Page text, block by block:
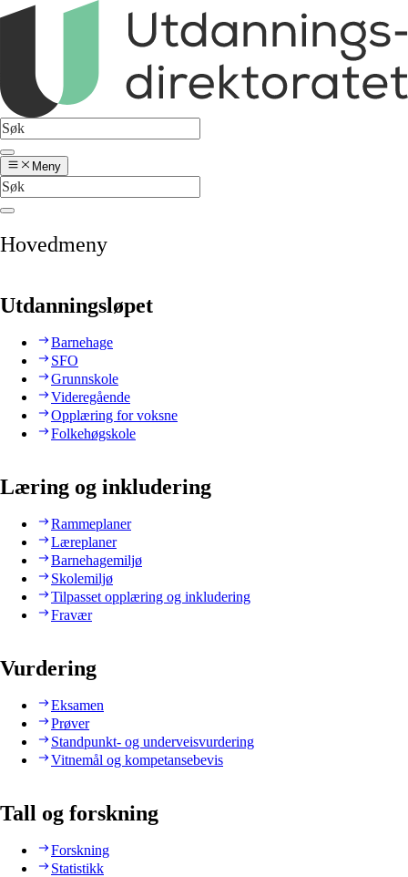
Meny
Hovedmeny
Utdanningsløpet
Barnehage
SFO
Grunnskole
Videregående
Opplæring for voksne
Folkehøgskole
Læring og inkludering
Rammeplaner
Læreplaner
Barnehagemiljø
Skolemiljø
Tilpasset opplæring og inkludering
Fravær
Vurdering
Eksamen
Prøver
Standpunkt- og underveisvurdering
Vitnemål og kompetansebevis
Tall og forskning
Forskning
Statistikk